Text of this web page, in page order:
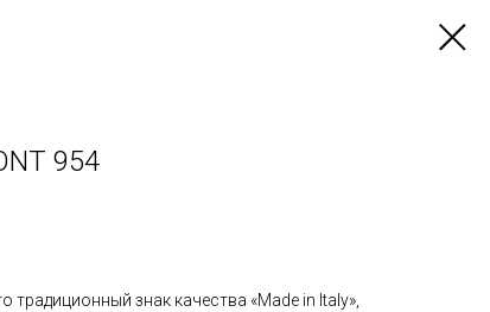
954
традиционный знак качества «Made in Italy»,